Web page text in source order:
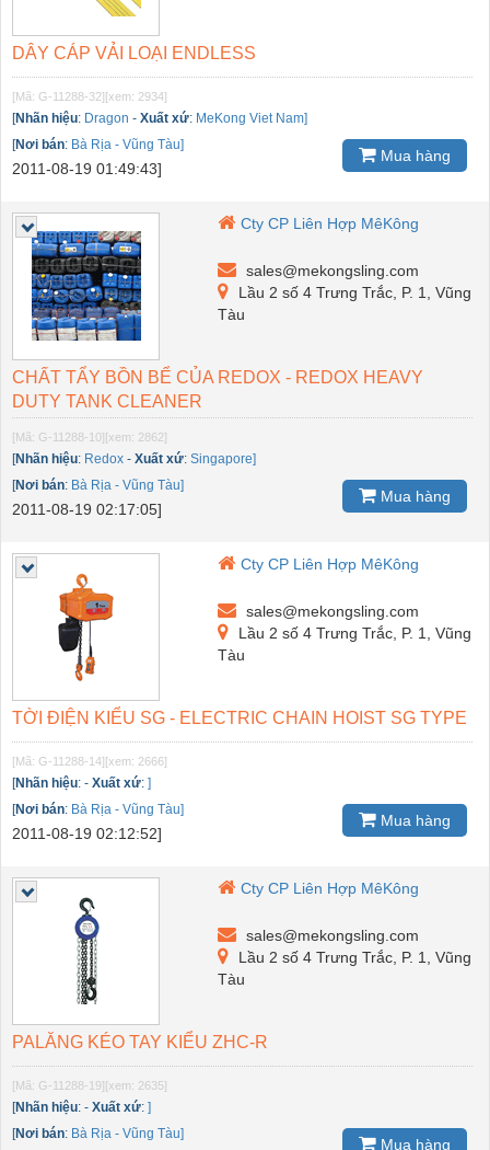
DÂY CÁP VẢI LOẠI ENDLESS
[Mã: G-11288-32][xem: 2934]
[Nhãn hiệu: Dragon - Xuất xứ: MeKong Viet Nam]
[Nơi bán: Bà Rịa - Vũng Tàu]
2011-08-19 01:49:43]
Mua hàng
Cty CP Liên Hợp MêKông
sales@mekongsling.com
Lầu 2 số 4 Trưng Trắc, P. 1, Vũng
Tàu
CHẤT TẨY BỒN BỂ CỦA REDOX - REDOX HEAVY
DUTY TANK CLEANER
[Mã: G-11288-10][xem: 2862]
[Nhãn hiệu: Redox - Xuất xứ: Singapore]
[Nơi bán: Bà Rịa - Vũng Tàu]
2011-08-19 02:17:05]
Mua hàng
Cty CP Liên Hợp MêKông
sales@mekongsling.com
Lầu 2 số 4 Trưng Trắc, P. 1, Vũng
Tàu
TỜI ĐIỆN KIỂU SG - ELECTRIC CHAIN HOIST SG TYPE
[Mã: G-11288-14][xem: 2666]
[Nhãn hiệu: - Xuất xứ: ]
[Nơi bán: Bà Rịa - Vũng Tàu]
2011-08-19 02:12:52]
Mua hàng
Cty CP Liên Hợp MêKông
sales@mekongsling.com
Lầu 2 số 4 Trưng Trắc, P. 1, Vũng
Tàu
PALĂNG KÉO TAY KIỂU ZHC-R
[Mã: G-11288-19][xem: 2635]
[Nhãn hiệu: - Xuất xứ: ]
[Nơi bán: Bà Rịa - Vũng Tàu]
Mua hàng